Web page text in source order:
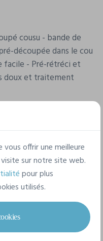
cousu - bande de
découpée dans le cou
facile - Pré-rétréci et
doux et traitement
offrir une meilleure
sur notre site web.
pour plus
utilisés.